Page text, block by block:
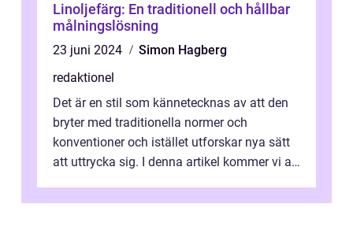
Linoljefärg: En traditionell och hållbar
målningslösning
23 juni 2024
Simon Hagberg
redaktionel
Det är en stil som kännetecknas av att den
bryter med traditionella normer och
konventioner och istället utforskar nya sätt
att uttrycka sig. I denna artikel kommer vi att